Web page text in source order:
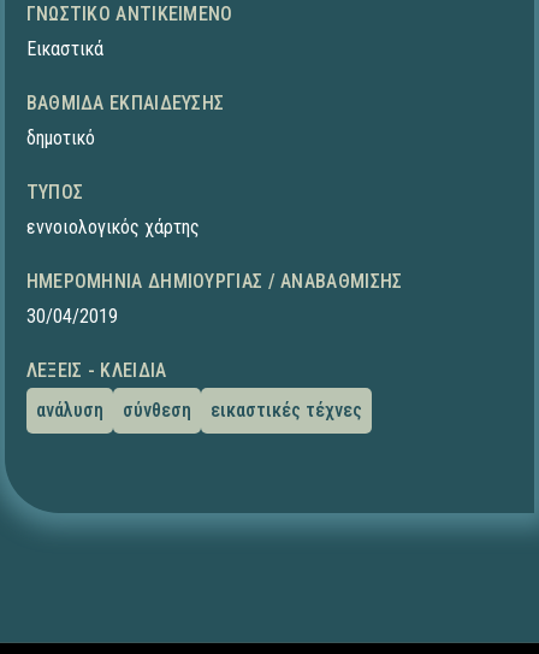
ΓΝΩΣΤΙΚΌ ΑΝΤΙΚΕΊΜΕΝΟ
Εικαστικά
ΒΑΘΜΊΔΑ ΕΚΠΑΊΔΕΥΣΗΣ
δημοτικό
ΤΎΠΟΣ
εννοιολογικός χάρτης
ΗΜΕΡΟΜΗΝΊΑ ΔΗΜΙΟΥΡΓΊΑΣ / ΑΝΑΒΆΘΜΙΣΗΣ
30/04/2019
ΛΈΞΕΙΣ - ΚΛΕΙΔΙΆ
ανάλυση
σύνθεση εικαστικές τέχνες